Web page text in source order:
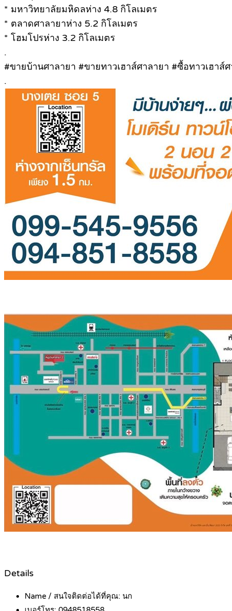
* มหาวิทยาลัยมหิดลห่าง 4.8 กิโลเมตร
* ตลาดศาลายาห่าง 5.2 กิโลเมตร
* โฮมโปรห่าง 3.2 กิโลเมตร
.
#ขายบ้านศาลายา #ขายทาวเฮาส์ศาลายา #ซื้อทาวเฮา
.
Details
Name / สนใจติดต่อได้ที่คุณ: นก